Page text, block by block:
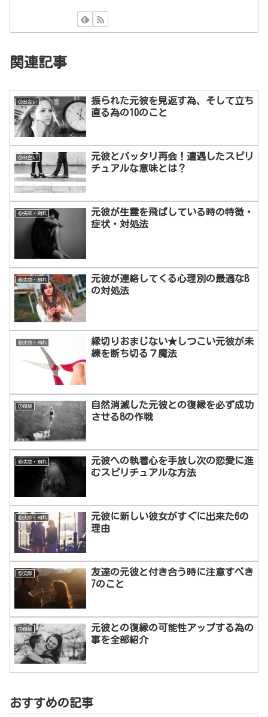
関連記事
②出会い
振られた元彼を見返す為、そして立ち
直る為の10のこと
②出会い
元彼とバッタリ再会！遭遇したスピリ
チュアルな意味とは？
⑥失恋・別れ
元彼が生霊を飛ばしている時の特徴・
症状・対処法
⑥失恋・別れ
元彼が連絡してくる心理別の最適な8
の対処法
⑥失恋・別れ
縁切りおまじない★しつこい元彼が未
練を断ち切る７魔法
⑦復縁
自然消滅した元彼との復縁を必ず成功
させる8の作戦
⑥失恋・別れ
元彼への執着心を手放し次の恋愛に進
むスピリチュアルな方法
⑥失恋・別れ
元彼に新しい彼女がすぐに出来た6の
理由
⑤交際
友達の元彼と付き合う時に注意すべき
7のこと
⑦復縁
元彼との復縁の可能性アップする為の
事を全部紹介
おすすめの記事